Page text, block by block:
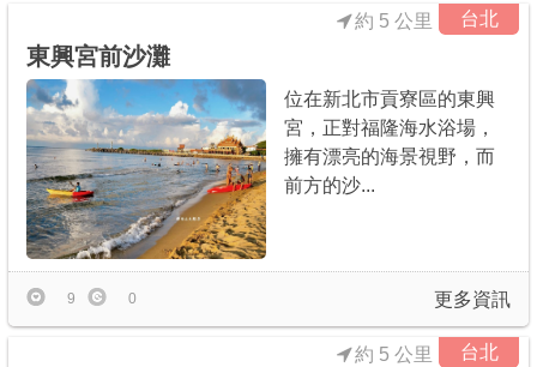
台北
約 5 公里
東興宮前沙灘
位在新北市貢寮區的東興
宮，正對福隆海水浴場，
擁有漂亮的海景視野，而
前方的沙...
更多資訊
9 0
台北
約 5 公里